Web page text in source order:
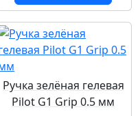
Ручка зелёная гелевая
Pilot G1 Grip 0.5 мм